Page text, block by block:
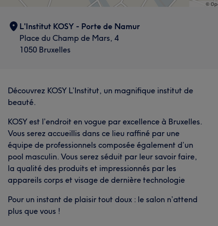
L'Institut KOSY - Porte de Namur
Place du Champ de Mars, 4
1050 Bruxelles
Découvrez KOSY L’Institut, un magnifique institut de
beauté.
KOSY est l’endroit en vogue par excellence à Bruxelles.
Vous serez accueillis dans ce lieu raffiné par une
équipe de professionnels composée également d’un
pool masculin. Vous serez séduit par leur savoir faire,
la qualité des produits et impressionnés par les
appareils corps et visage de dernière technologie
Pour un instant de plaisir tout doux : le salon n’attend
plus que vous !